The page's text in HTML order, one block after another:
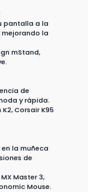
pantalla a la
la
mStand,
de
y rápida.
Corsair K95
la muñeca
de
Master 3,
Mouse.